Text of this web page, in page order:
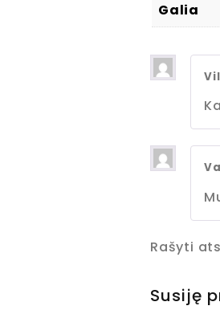
Galia
Rašyti
Susiję